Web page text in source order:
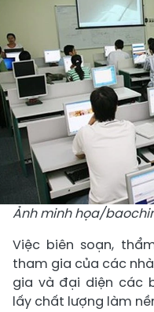
Ảnh minh họa/
Việc biên soạn,
tham gia của các
gia và đại diện các
lấy chất lượng làm